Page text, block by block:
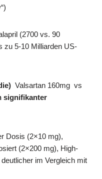
(2700 vs. 90
zu 5-10 Milliarden US-
Valsartan 160mg vs
signifikanter
Dosis (2×10 mg),
(2×200 mg), High-
im Vergleich mit